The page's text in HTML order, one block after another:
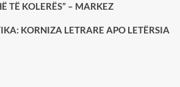
TË KOLERËS” – MARKEZ
KORNIZA LETRARE APO LETËRSIA